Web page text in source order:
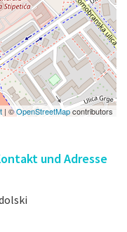
| ©OpenStreetMapcontributors
und Adresse